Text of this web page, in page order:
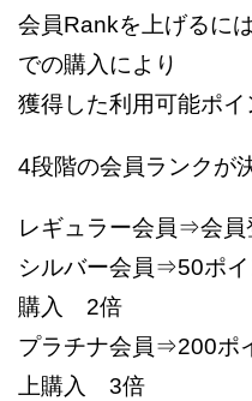
会員Rankを上げるに
での購入により
獲得した利用可能ポ
4段階の会員ランクが
レギュラー会員⇒会
シルバー会員⇒50ポ
購入 2倍
プラチナ会員⇒200ポ
上購入 3倍